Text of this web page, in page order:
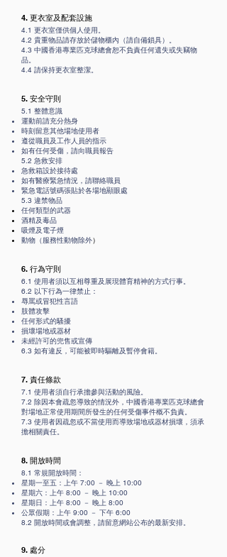
4. 更衣室及配套設施
4.1 更衣室僅供個人使用。
4.2 貴重物品請存放於儲物櫃內（請自備鎖具）。
4.3 中國香港專業匹克球總會恕不負責任何遺失或失竊物
品。
4.4 請保持更衣室整潔。
5. 安全守則
5.1 整體意識
運動前請充分熱身
時刻留意其他場地使用者
遵從職員及工作人員的指示
如有任何受傷，請向職員報告
5.2 急救安排
急救箱設於接待處
如有醫療緊急情況，請聯絡職員
緊急電話號碼張貼於各場地顯眼處
5.3 違禁物品
任何類型的武器
酒精及毒品
吸煙及電子煙
動物（服務性動物除外）
6. 行為守則
6.1 使用者須以互相尊重及展現體育精神的方式行事。
6.2 以下行為一律禁止：
辱罵或冒犯性言語
肢體攻擊
任何形式的騷擾
損壞場地或器材
未經許可的兜售或宣傳
6.3 如有違反，可能被即時驅離及暫停會籍。
7. 責任條款
7.1 使用者須自行承擔參與活動的風險。
7.2 除因本會疏忽導致的情況外，中國香港專業匹克球總會
對場地正常使用期間所發生的任何受傷事件概不負責。
7.3 使用者因疏忽或不當使用而導致場地或器材損壞，須承
擔相關責任。
8. 開放時間
8.1 常規開放時間：
星期一至五：上午 7:00 － 晚上 10:00
星期六：上午 8:00 － 晚上 10:00
星期日：上午 8:00 － 晚上 8:00
公眾假期：上午 9:00 － 下午 6:00
8.2 開放時間或會調整，請留意網站公布的最新安排。
9. 處分